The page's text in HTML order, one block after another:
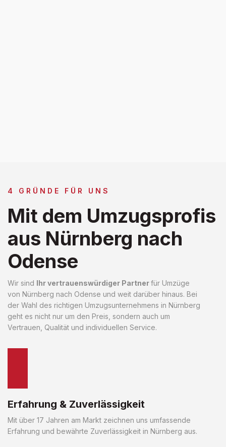
4 GRÜNDE FÜR UNS
Mit dem Umzugsprofis
aus Nürnberg nach
Odense
Wir sind Ihr vertrauenswürdiger Partnerfür Umzüge
von Nürnberg nach Odense und weit darüber hinaus. Bei
der Wahl des richtigen Umzugsunternehmens in Nürnberg
geht es nicht nur um den Preis, sondern auch um
Vertrauen, Qualität und individuellen Service.
Erfahrung & Zuverlässigkeit
Mit über 17 Jahren am Markt zeichnen uns umfassende
Erfahrung und bewährte Zuverlässigkeit in Nürnberg aus.